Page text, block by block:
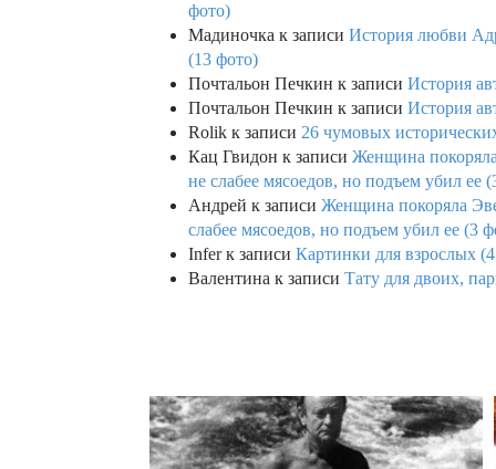
фото)
Мадиночка к записи История любви
(13 фото)
Почтальон Печкин к записи История
Почтальон Печкин к записи История
Rolik к записи 26 чумовых
Кац Гвидон к записи Женщина
не слабее мясоедов, но подъем убил ее
Андрей к записи Женщина покоряла
слабее мясоедов, но подъем убил ее (3
Inferк записи Картинки для взрослых
Валентина к записи Тату для двоих,